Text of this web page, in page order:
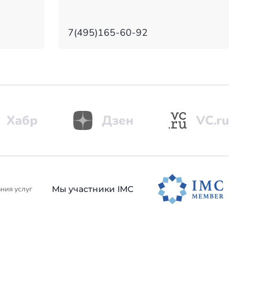
7(495)165-60-92
Хабр Дзен VC.ru
услуг Мы участники IMC